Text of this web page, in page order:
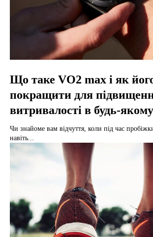
Що таке VO2 max і як
покращити для
витривалості в будь-
Чи знайоме вам відчуття, коли під час
навіть...